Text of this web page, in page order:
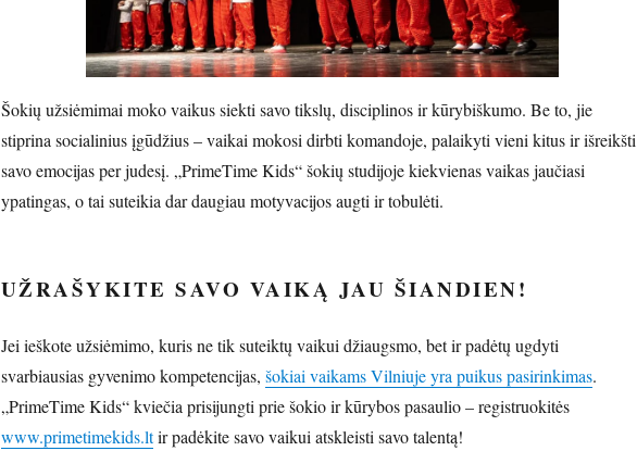
Šokių užsiėmimai moko vaikus siekti savo tikslų, disciplinos ir kūrybiškumo. Be to, jie
stiprina socialinius įgūdžius – vaikai mokosi dirbti komandoje, palaikyti vieni kitus ir išreikšti
savo emocijas per judesį. „PrimeTime Kids“ šokių studijoje kiekvienas vaikas jaučiasi
ypatingas, o tai suteikia dar daugiau motyvacijos augti ir tobulėti.
UŽRAŠYKITE SAVO VAIKĄ JAU ŠIANDIEN!
Jei ieškote užsiėmimo, kuris ne tik suteiktų vaikui džiaugsmo, bet ir padėtų ugdyti
svarbiausias gyvenimo kompetencijas, šokiai vaikams Vilniuje yra puikus pasirinkimas.
„PrimeTime Kids“ kviečia prisijungti prie šokio ir kūrybos pasaulio – registruokitės
www.primetimekids.ltir padėkite savo vaikui atskleisti savo talentą!